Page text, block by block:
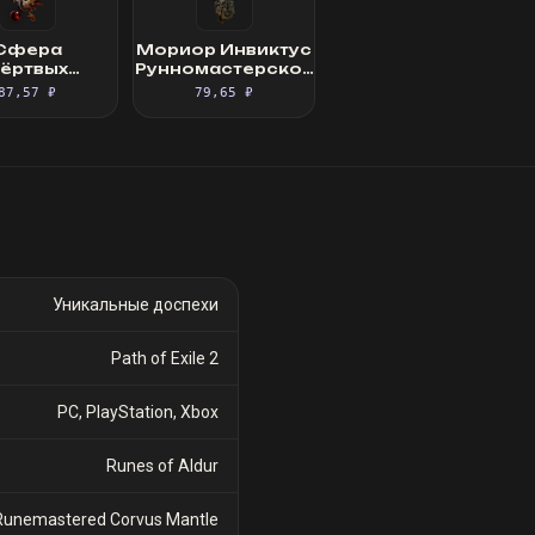
₽
Мориор Инвиктус
Рунномастерское
Великолепное
79,65 ₽
Уникальные доспехи
Path of Exile 2
PC, PlayStation, Xbox
Runes of Aldur
Corvus Mantle